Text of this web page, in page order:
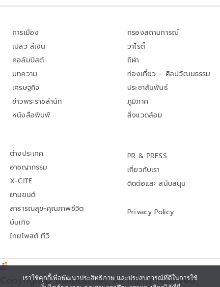
การเมือง
เปลว สีเงิน
คอลัมนิสต์
บทความ
เศรษฐกิจ
ข่าวพระราชสำนัก
หนังสือพิมพ์
กรองสถานการณ์
วาไรตี้
กีฬา
ท่องเที่ยว – ศิลปวัฒนธรรม
ประชาสัมพันธ์
ภูมิภาค
สิ่งแวดล้อม
ต่างประเทศ
อาชญากรรม
X-CITE
ยานยนต์
สาธารณสุข-คุณภาพชีวิต
บันเทิง
ไทยโพสต์ ทีวี
PR & PRESS
เกี่ยวกับเรา
ติดต่อและ สนับสนุน
Privacy Policy
Copyright© thaipost.net, All rights reserved.,
เราใช้คุกกี้เพื่อพัฒนาประสิทธิภาพ และประสบการณ์ที่ดีในการใช้